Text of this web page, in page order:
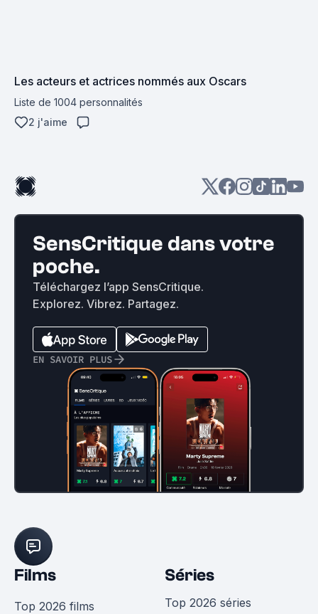
Les acteurs et actrices nommés aux Oscars
Liste de 1004 personnalités
2 j'aime
SensCritique dans votre
poche.
Téléchargez l’app SensCritique.
Explorez. Vibrez. Partagez.
EN SAVOIR PLUS
Films
Top 2026 films
Séries
Top 2026 séries